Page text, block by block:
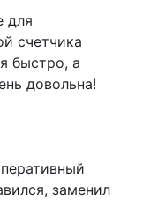
для
счетчика
быстро, а
довольна!
заменил